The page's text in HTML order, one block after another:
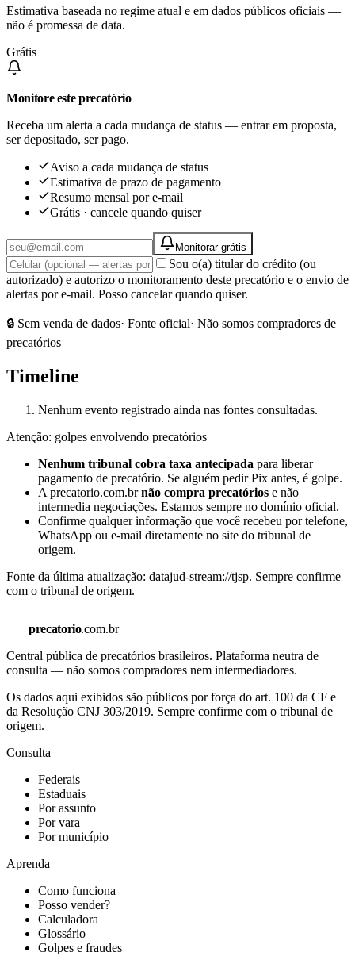
Estimativa baseada no regime atual e em dados públicos oficiais —
não é promessa de data.
Grátis
Monitore este precatório
Receba um alerta a cada mudança de status — entrar em proposta,
ser depositado, ser pago.
Aviso a cada mudança de status
Estimativa de prazo de pagamento
Resumo mensal por e-mail
Grátis · cancele quando quiser
Monitorar grátis
Sou o(a) titular do crédito (ou
autorizado) e autorizo o monitoramento deste precatório e o envio de
alertas por e-mail. Posso cancelar quando quiser.
🔒 Sem venda de dados· Fonte oficial· Não somos compradores de
precatórios
Timeline
Nenhum evento registrado ainda nas fontes consultadas.
Atenção: golpes envolvendo precatórios
Nenhum tribunal cobra taxa antecipada para liberar
pagamento de precatório. Se alguém pedir Pix antes, é golpe.
A precatorio.com.brnão compra precatórios e não
intermedia negociações. Estamos sempre no domínio oficial.
Confirme qualquer informação que você recebeu por telefone,
WhatsApp ou e-mail diretamente no site do tribunal de
origem.
Fonte da última atualização: datajud-stream://tjsp. Sempre confirme
com o tribunal de origem.
precatorio.com.br
Central pública de precatórios brasileiros. Plataforma neutra de
consulta — não somos compradores nem intermediadores.
Os dados aqui exibidos são públicos por força do art. 100 da CF e
da Resolução CNJ 303/2019. Sempre confirme com o tribunal de
origem.
Consulta
Federais
Estaduais
Por assunto
Por vara
Por município
Aprenda
Como funciona
Posso vender?
Calculadora
Glossário
Golpes e fraudes